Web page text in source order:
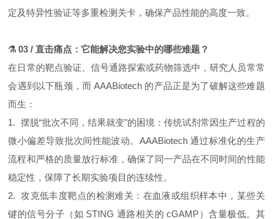
定及特异性验证等多重检测关卡，确保产品性能的高度一致。
⚗️ 03 / 直击痛点：它能解决您实验中的哪些难题？
在日常的靶点验证、信号通路探索或药物筛选中，研究人员常常
会遇到以下瓶颈，而 AAABiotech 的产品正是为了破解这些难题
而生：
1. 摆脱“批次不同，结果就变"的困境：传统试剂常因生产过程的
微小偏差导致批次间性能波动。AAABiotech 通过标准化的生产
流程和严格的质量放行标准，确保了同一产品在不同时间的性能
稳定性，保障了长期实验项目的连续性。
2. 攻克低丰度靶点的检测难关：在血液或组织样本中，某些关
键的信号分子（如 STING 通路相关的 cGAMP）含量极低。其